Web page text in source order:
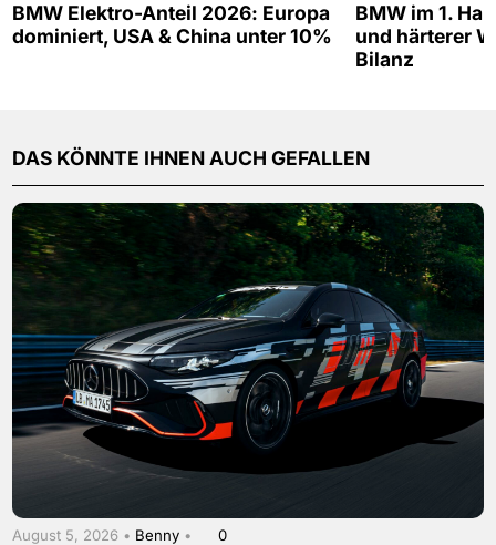
BMW Elektro-Anteil 2026: Europa
dominiert, USA & China unter 10%
BMW im 1.
und härterer
Bilanz
DAS KÖNNTE IHNEN AUCH GEFALLEN
August 5, 2026 • Benny • 0